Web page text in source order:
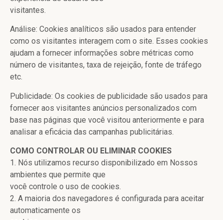
visitantes.
Análise: Cookies analíticos são usados para entender
como os visitantes interagem com o site. Esses cookies
ajudam a fornecer informações sobre métricas como
número de visitantes, taxa de rejeição, fonte de tráfego
etc.
Publicidade: Os cookies de publicidade são usados para
fornecer aos visitantes anúncios personalizados com
base nas páginas que você visitou anteriormente e para
analisar a eficácia das campanhas publicitárias.
COMO CONTROLAR OU ELIMINAR COOKIES
1. Nós utilizamos recurso disponibilizado em Nossos
ambientes que permite que
você controle o uso de cookies.
2. A maioria dos navegadores é configurada para aceitar
automaticamente os